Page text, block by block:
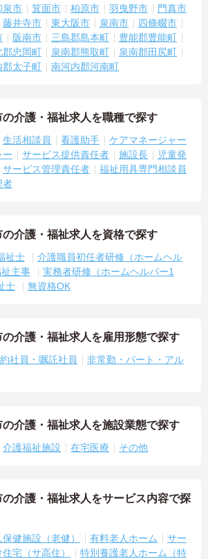
泉市 箕面市 柏原市 羽曳野市
門真市
藤井寺市 東大阪市 泉南市
四條畷市
阪南市 三島郡島本町
豊能郡豊能町
郡忠岡町 泉南郡熊取町
泉南郡田尻町
郡太子町 南河内郡河南町
介護・福祉求人を職種で探す
生活相談員 看護助手
ケアマネージャー
ー
サービス提供責任者 施設長
児童発
サービス管理責任者
福祉用具専門相談員
者
介護・福祉求人を資格で探す
祉士
介護職員初任者研修（ホームヘル
主事
実務者研修（ホームヘルパー1
士 無資格OK
介護・福祉求人を雇用形態で探す
社員・嘱託社員
非常勤・パート・アル
介護・福祉求人を施設業態で探す
介護福祉施設 在宅医療 その他
介護・福祉求人をサービス内容で探
健施設（老健） 有料老人ホーム
サー
宅（サ高住）
特別養護老人ホーム（特